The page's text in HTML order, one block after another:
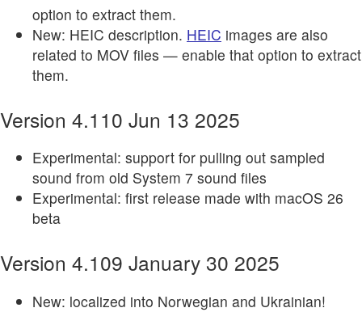
option to extract them.
New: HEIC description. HEIC images are also
related to MOV files — enable that option to extract
them.
Version 4.110 Jun 13 2025
Experimental: support for pulling out sampled
sound from old System 7 sound files
Experimental: first release made with macOS 26
beta
Version 4.109 January 30 2025
New: localized into Norwegian and Ukrainian!